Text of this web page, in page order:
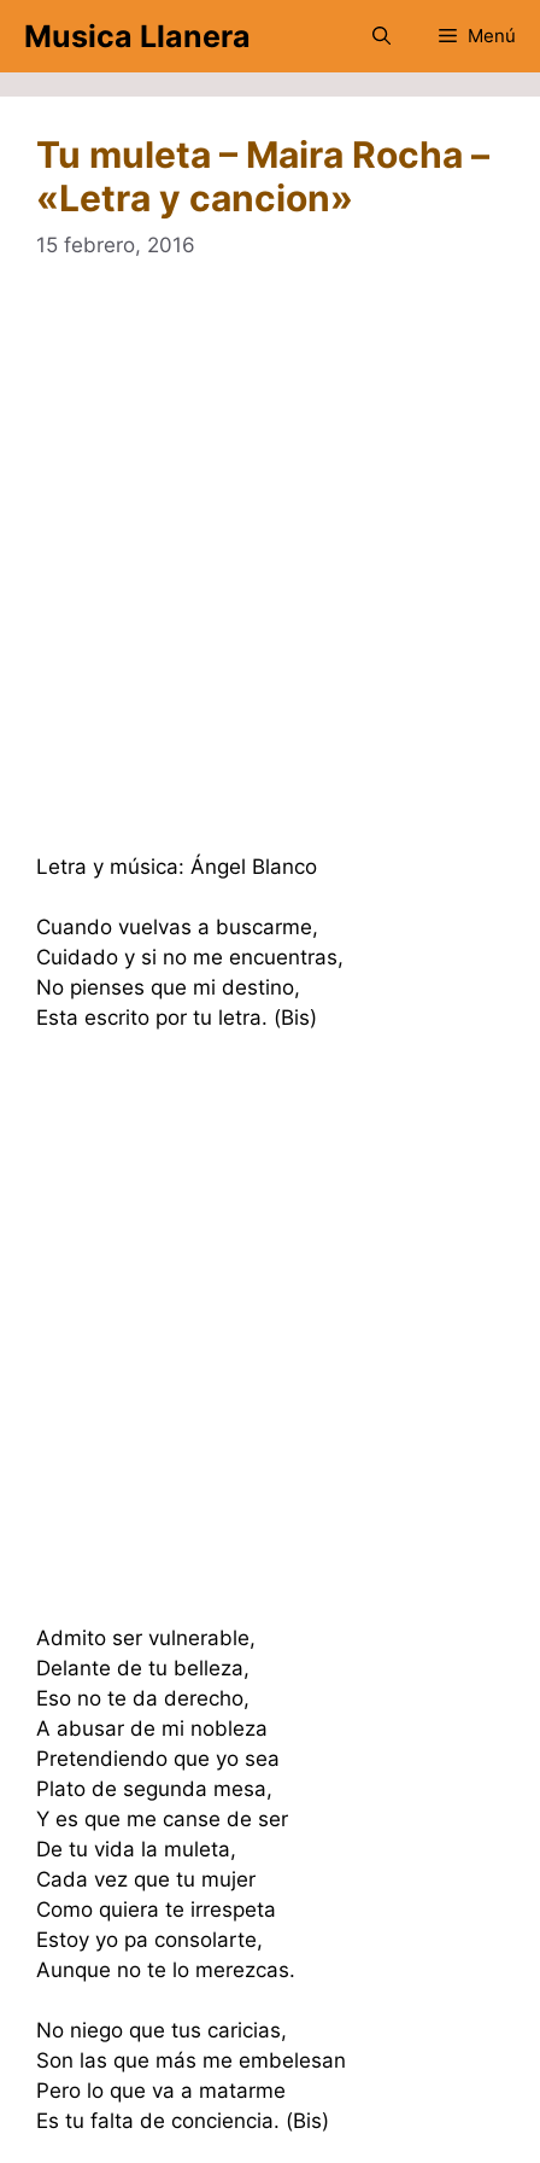
contenido
Musica Llanera Menú
Tu muleta – Maira Rocha –
«Letra y cancion»
15 febrero, 2016
Letra y música: Ángel Blanco
Cuando vuelvas a buscarme,
Cuidado y si no me encuentras,
No pienses que mi destino,
Esta escrito por tu letra. (Bis)
Admito ser vulnerable,
Delante de tu belleza,
Eso no te da derecho,
A abusar de mi nobleza
Pretendiendo que yo sea
Plato de segunda mesa,
Y es que me canse de ser
De tu vida la muleta,
Cada vez que tu mujer
Como quiera te irrespeta
Estoy yo pa consolarte,
Aunque no te lo merezcas.
No niego que tus caricias,
Son las que más me embelesan
Pero lo que va a matarme
Es tu falta de conciencia. (Bis)